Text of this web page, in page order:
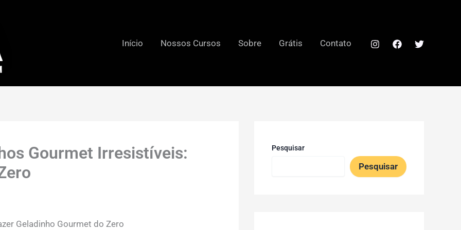
Início Nossos Cursos Sobre Grátis Contato
Gourmet Irresistíveis:
Geladinho Gourmet do Zero
Pesquisar
Pesquisar